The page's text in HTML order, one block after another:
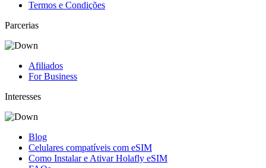
Termos e Condições
Parcerias
Afiliados
For Business
Interesses
Blog
Celulares compatíveis com eSIM
Como Instalar e Ativar Holafly eSIM